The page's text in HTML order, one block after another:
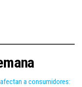
a consumidores: